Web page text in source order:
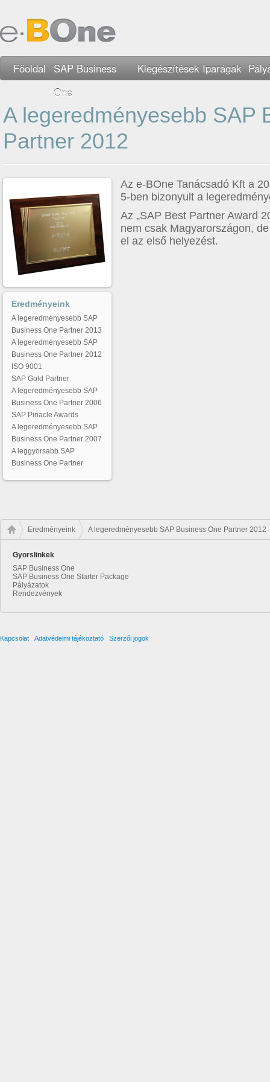
Főoldal
SAP Business
One
Kiegészítések Iparágak
A legeredményesebb SAP
Partner 2012
Az e-BOne Tanácsadó Kft a
5-ben bizonyult a
Az „SAP Best Partner Award
nem csak Magyarországon,
el az első helyezést.
Eredményeink
A legeredményesebb SAP
Business One Partner 2013
A legeredményesebb SAP
Business One Partner 2012
ISO 9001
SAP Gold Partner
A legeredményesebb SAP
Business One Partner 2006
SAP Pinacle Awards
A legeredményesebb SAP
Business One Partner 2007
A leggyorsabb SAP
Business One Partner
Eredményeink A legeredményesebb SAP Business One Partner 2012
Gyorslinkek
SAP Business One
SAP Business One Starter Package
Pályázatok
Rendezvények
Kapcsolat Adatvédelmi tájékoztató Szerzői jogok